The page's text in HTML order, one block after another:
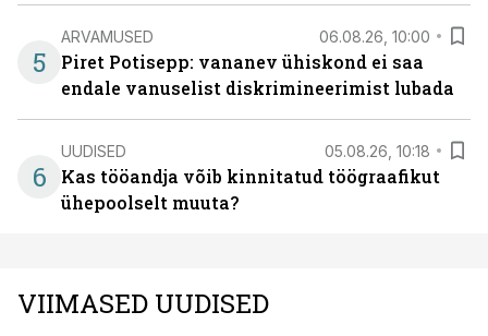
5
ARVAMUSED 06.08.26, 10:00
Piret Potisepp: vananev ühiskond ei saa
endale vanuselist diskrimineerimist lubada
6
UUDISED 05.08.26, 10:18
Kas tööandja võib kinnitatud töögraafikut
ühepoolselt muuta?
VIIMASED UUDISED